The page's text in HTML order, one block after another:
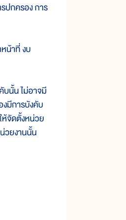
ปกครอง การ
น้าที่ งบ
บนั้น ไม่อาจมี
งมีการบังคับ
จัดตั้งหน่วย
วยงานนั้น